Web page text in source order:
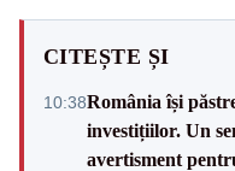
CITEȘTE ȘI
10:38România își
investițiilor. Un
avertisment